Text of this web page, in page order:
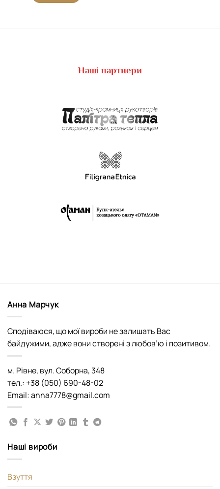
Наші партнери
Анна Марчук
Сподіваюся, що мої вироби не залишать Вас
байдужими, адже вони створені з любов’ю і позитивом.
м. Рівне, вул. Соборна, 348
тел.: +38 (050) 690-48-02
Email: anna7778@gmail.com
Наші вироби
Взуття